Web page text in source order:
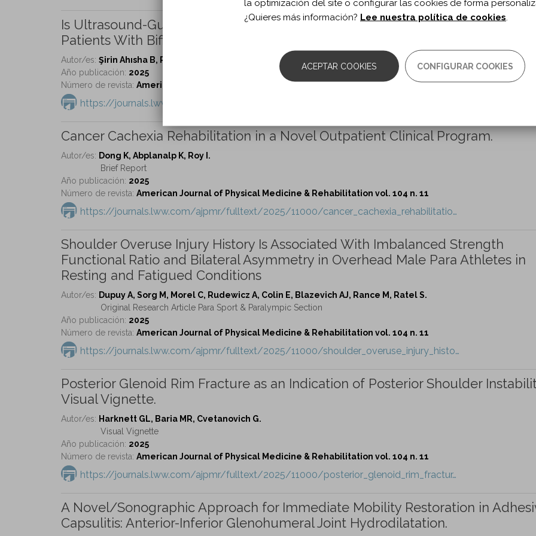
Is Ultrasound-Guided Steroid Injection Less Effective in Carpal Tunnel
Patients With Bifid Median Nerve?: A Focus on Short-Term Efficacy.
Autor/es: Şirin Ahısha B, Paker N.
Año publicación: 2025
Número de revista: American Journal of Physical Medicine & Rehabilitation vol. 104 n. 11
https://journals.lww.com/ajpmr/fulltext/2025/11000/is_ultrasound_guided_steroid_…
Cancer Cachexia Rehabilitation in a Novel Outpatient Clinical Program.
Autor/es: Dong K, Abplanalp K, Roy I.
Brief Report
Año publicación: 2025
Número de revista: American Journal of Physical Medicine & Rehabilitation vol. 104 n. 11
https://journals.lww.com/ajpmr/fulltext/2025/11000/cancer_cachexia_rehabilitatio…
Shoulder Overuse Injury History Is Associated With Imbalanced Strength
Functional Ratio and Bilateral Asymmetry in Overhead Male Para Athletes in
Resting and Fatigued Conditions
Autor/es: Dupuy A, Sorg M, Morel C, Rudewicz A, Colin E, Blazevich AJ, Rance M, Ratel S.
Original Research Article Para Sport & Paralympic Section
Año publicación: 2025
Número de revista: American Journal of Physical Medicine & Rehabilitation vol. 104 n. 11
https://journals.lww.com/ajpmr/fulltext/2025/11000/shoulder_overuse_injury_histo…
Posterior Glenoid Rim Fracture as an Indication of Posterior Shoulder
Visual Vignette.
Autor/es: Harknett GL, Baria MR, Cvetanovich G.
Visual Vignette
Año publicación: 2025
Número de revista: American Journal of Physical Medicine & Rehabilitation vol. 104 n. 11
https://journals.lww.com/ajpmr/fulltext/2025/11000/posterior_glenoid_rim_fractur…
A Novel/Sonographic Approach for Immediate Mobility Restoration in
Capsulitis: Anterior-Inferior Glenohumeral Joint Hydrodilatation.
la optimización del site o configurar las cookies de forma
¿Quieres más información? Lee nuestra política de cookies
ACEPTAR COOKIES CONFIGURAR COOKIES